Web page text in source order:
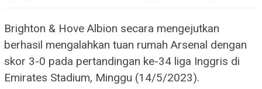
Brighton & Hove Albion secara mengejutkan
berhasil mengalahkan tuan rumah Arsenal dengan
skor 3-0 pada pertandingan ke-34 liga Inggris di
Emirates Stadium, Minggu (14/5/2023).